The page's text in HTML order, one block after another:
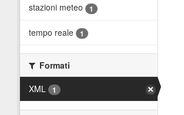
stazioni meteo 1
tempo reale 1
Formati
XML
1